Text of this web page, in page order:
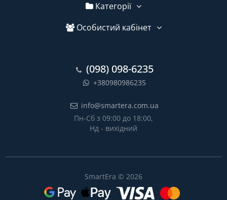
Категорії
Особистий кабінет
(098) 098-6235
+380980986235
info@smartera.com.ua
Пн-Сб з 09:00 до 18:00,
Нд - вихідний
SmartEra © 2026